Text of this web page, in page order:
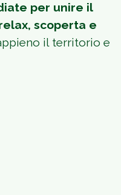
per unire il
scoperta e
il territorio e